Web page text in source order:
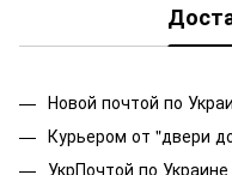
Новой почтой по
Курьером от "двери
УкрПочтой по